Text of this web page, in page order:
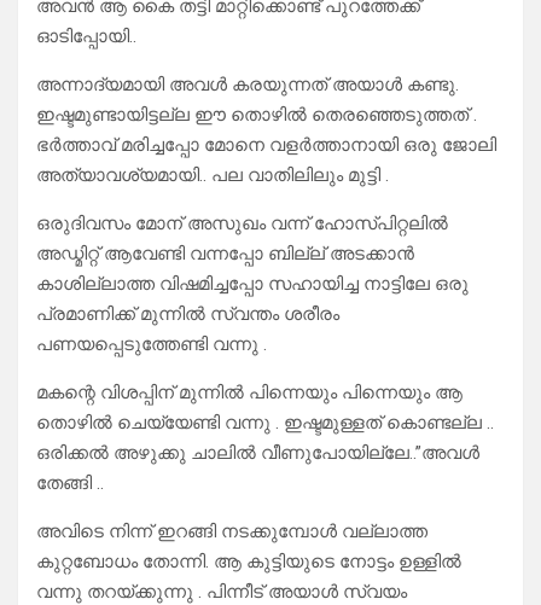
അവൻ ആ കൈ തട്ടി മാറ്റിക്കൊണ്ട് പുറത്തേക്ക്
ഓടിപ്പോയി..
അന്നാദ്യമായി അവൾ കരയുന്നത് അയാൾ കണ്ടു.
ഇഷ്ടമുണ്ടായിട്ടല്ല ഈ തൊഴിൽ തെരഞ്ഞെടുത്തത് .
ഭർത്താവ് മരിച്ചപ്പോ മോനെ വളർത്താനായി ഒരു ജോലി
അത്യാവശ്യമായി.. പല വാതിലിലും മുട്ടി .
ഒരുദിവസം മോന് അസുഖം വന്ന് ഹോസ്പിറ്റലിൽ
അഡ്മിറ്റ് ആവേണ്ടി വന്നപ്പോ ബില്ല് അടക്കാൻ
കാശില്ലാത്ത വിഷമിച്ചപ്പോ സഹായിച്ച നാട്ടിലേ ഒരു
പ്രമാണിക്ക്‌ മുന്നിൽ സ്വന്തം ശരീരം
പണയപ്പെടുത്തേണ്ടി വന്നു .
മകന്റെ വിശപ്പിന് മുന്നിൽ പിന്നെയും പിന്നെയും ആ
തൊഴിൽ ചെയ്യേണ്ടി വന്നു . ഇഷ്ടമുള്ളത് കൊണ്ടല്ല ..
ഒരിക്കൽ അഴുക്കു ചാലിൽ വീണുപോയില്ലേ..”അവൾ
തേങ്ങി ..
അവിടെ നിന്ന് ഇറങ്ങി നടക്കുമ്പോൾ വല്ലാത്ത
കുറ്റബോധം തോന്നി. ആ കുട്ടിയുടെ നോട്ടം ഉള്ളിൽ
വന്നു തറയ്ക്കുന്നു . പിന്നീട് അയാൾ സ്വയം